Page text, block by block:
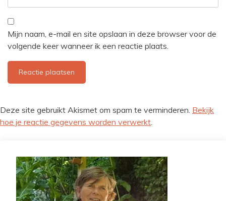
Mijn naam, e-mail en site opslaan in deze browser voor de
volgende keer wanneer ik een reactie plaats.
Deze site gebruikt Akismet om spam te verminderen. Bekijk
hoe je reactie gegevens worden verwerkt